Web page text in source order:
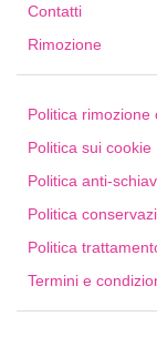
Contatti
Rimozione
Politica rimozione
Politica sui cookie
Politica anti-
Politica
Politica
Termini e